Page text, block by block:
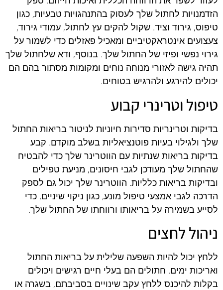
הזדמנויות לחתול שלך לעסוק בהתנהגויות טבעיות, כגון
טיפוס, גירוד וציד. שקול להקים עץ לחתול, עמודי גירוד,
צעצועים אינטראקטיביים ומאכיל פאזלים כדי לשמור על
גירוי נפשי ופיזי של החתול שלך. בנוסף, ודא שלחתול שלך
תהיה גישה לאזורי מנוחה נוחים ומקומות מסתור בהם הם
יכולים להירגע ולהרגיש בטוחים.
טיפול וטרינרי קבוע
בדיקות וטרינריות סדירות חיוניות לניטור בריאות החתול
שלך ולגילוי בעיות פוטנציאליות בשלב מוקדם. קבע
בדיקות בריאות שנתיות עם הווטרינר שלך כדי להבטיח
שהחתול שלך מעודכן לגבי חיסונים, מניעת טפילים
ובדיקות בריאות כלליות. הווטרינר שלך יכול גם לספק
הדרכה לגבי אמצעי טיפול מונע, כגון ניקוי שיניים, כדי
לסייע בשמירה על בריאותו ורווחתו של החתול שלך.
ניהול לחצים
ללחץ יכול להיות השפעה שלילית על בריאות החתול
ואריכות ימים. חתולים הם בעלי חיים רגישים ויכולים
בקלות להיכנס ללחץ עקב שינויים בסביבתם, בשגרה או